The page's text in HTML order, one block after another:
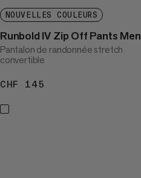
NOUVELLES COULEURS
Runbold IV Zip Off Pants Men
Pantalon de randonnée stretch
convertible
CHF 145